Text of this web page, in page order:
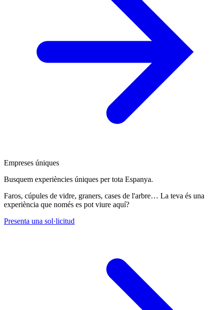
Empreses úniques
Busquem experiències úniques per tota Espanya.
Faros, cúpules de vidre, graners, cases de l'arbre… La teva és una
experiència que només es pot viure aquí?
Presenta una sol·licitud